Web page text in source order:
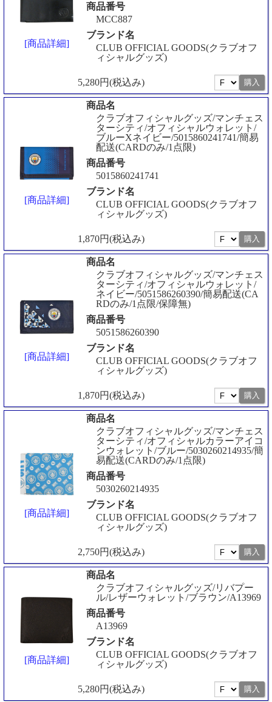
[商品詳細]
商品番号
MCC887
ブランド名
CLUB OFFICIAL GOODS(クラブオフ
ィシャルグッズ)
5,280円(税込み)
[商品詳細]
商品名
クラブオフィシャルグッズ/マンチェス
ターシティ/オフィシャルウォレット/
ブルーXネイビー/5015860241741/簡易
配送(CARDのみ/1点限)
商品番号
5015860241741
ブランド名
CLUB OFFICIAL GOODS(クラブオフ
ィシャルグッズ)
1,870円(税込み)
[商品詳細]
商品名
クラブオフィシャルグッズ/マンチェス
ターシティ/オフィシャルウォレット/
ネイビー/5051586260390/簡易配送(CA
RDのみ/1点限/保障無)
商品番号
5051586260390
ブランド名
CLUB OFFICIAL GOODS(クラブオフ
ィシャルグッズ)
1,870円(税込み)
[商品詳細]
商品名
クラブオフィシャルグッズ/マンチェス
ターシティ/オフィシャルカラーアイコ
ンウォレット/ブルー/5030260214935/簡
易配送(CARDのみ/1点限)
商品番号
5030260214935
ブランド名
CLUB OFFICIAL GOODS(クラブオフ
ィシャルグッズ)
2,750円(税込み)
[商品詳細]
商品名
クラブオフィシャルグッズ/リバプー
ル/レザーウォレット/ブラウン/A13969
商品番号
A13969
ブランド名
CLUB OFFICIAL GOODS(クラブオフ
ィシャルグッズ)
5,280円(税込み)